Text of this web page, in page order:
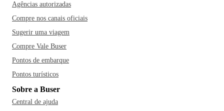
Agências autorizadas
Compre nos canais oficiais
Sugerir uma viagem
Compre Vale Buser
Pontos de embarque
Pontos turísticos
Sobre a Buser
Central de ajuda